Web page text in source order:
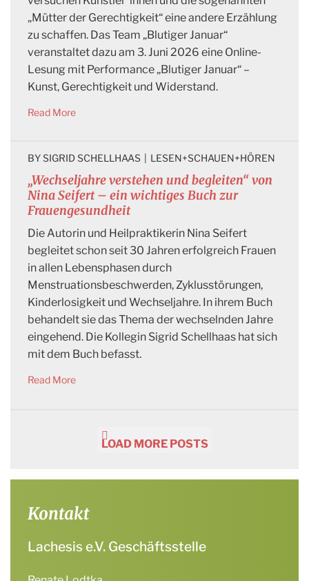
„Mütter der Gerechtigkeit“ eine andere Erzählung
zu schaffen. Das Team „Blutiger Januar“
veranstaltet dazu am 3. Juni 2026 eine Online-
Lesung mit Performance „Blutiger Januar“ –
Kunst, Gerechtigkeit und Widerstand.
Read More
„Wechseljahre verstehen und begleiten“ von
Nina Seifert – ein wichtiges Buch zur
Frauengesundheit
BY SIGRID SCHELLHAAS LESEN+SCHAUEN+HÖREN
Die Autorin und Heilpraktikerin Nina Seifert
begleitet schon seit 30 Jahren erfolgreich Frauen
in allen Lebensphasen durch
Menstruationsbeschwerden, Zyklusstörungen,
Kinderlosigkeit und Wechseljahre. In ihrem Buch
behandelt sie das Thema der wechselnden Jahre
eingehend. Die Kollegin Sigrid Schellhaas hat sich
mit dem Buch befasst.
Read More
LOAD MORE POSTS
Kontakt
Lachesis e.V. Geschäftsstelle